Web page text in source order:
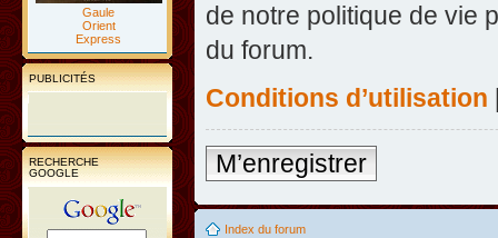
Gaule
Orient
Express
PUBLICITÉS
RECHERCHE
GOOGLE
de notre politique de vie
du forum.
Conditions d’utilisation
M’enregistrer
Index du forum